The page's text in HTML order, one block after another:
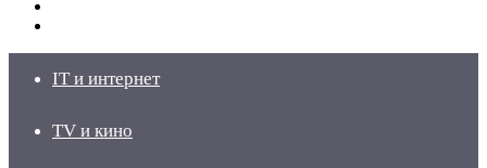
IT и интернет
TV и кино